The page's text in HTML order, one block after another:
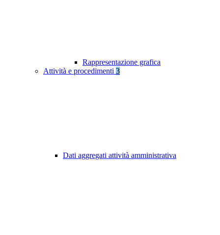
Rappresentazione grafica
Attività e procedimenti 3
Dati aggregati attività amministrativa